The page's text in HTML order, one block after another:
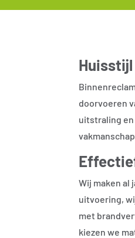
doorvoeren
uitstraling
Wij maken al
uitvoering,
met
kiezen we